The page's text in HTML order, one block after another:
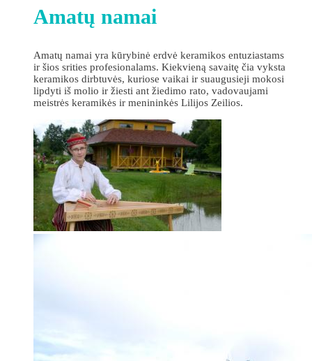
Amatų namai
Amatų namai yra kūrybinė erdvė keramikos entuziastams
ir šios srities profesionalams. Kiekvieną savaitę čia vyksta
keramikos dirbtuvės, kuriose vaikai ir suaugusieji mokosi
lipdyti iš molio ir žiesti ant žiedimo rato, vadovaujami
meistrės keramikės ir menininkės Lilijos Zeilios.